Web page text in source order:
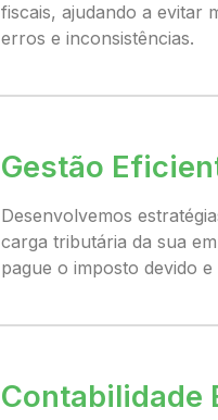
fiscais, ajudando a evitar
erros e inconsistências.
Gestão
Desenvolvemos
carga tributária da sua
pague o imposto devido e
Contabilidade